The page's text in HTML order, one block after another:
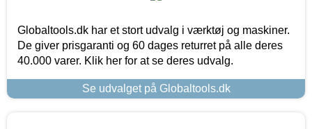
Globaltools.dk har et stort udvalg i værktøj og maskiner.
De giver prisgaranti og 60 dages returret på alle deres
40.000 varer. Klik her for at se deres udvalg.
Se udvalget på Globaltools.dk